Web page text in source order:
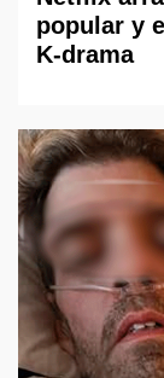
popular y
K-drama